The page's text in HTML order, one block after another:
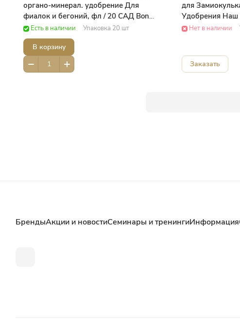
органо-минерал. удобрение Для
фиалок и бегоний, фл / 20 САД Bona
ForteДобрая сила
Есть в наличии Упаковка 20 шт
В корзину
для
Удобрения Наш
Нет в наличии
Заказать
БрендыАкции и новостиСеминары и тренингиИнформация